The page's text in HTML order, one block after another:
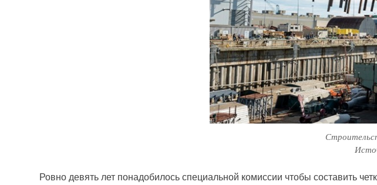
Ровно девять лет понадобилось специальной комиссии чтобы составить